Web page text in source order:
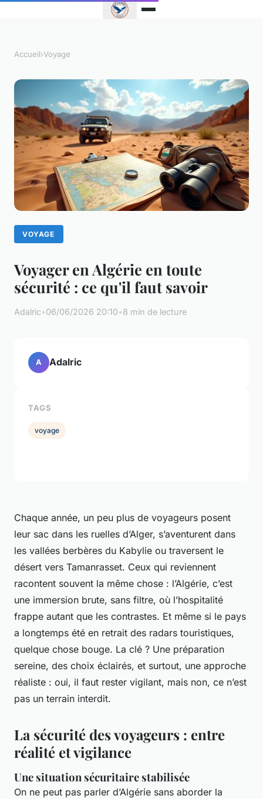
Accueil›Voyage
VOYAGE
Voyager en Algérie en toute
sécurité : ce qu'il faut savoir
Adalric•06/06/2026 20:10•8 min de lecture
Chaque année, un peu plus de voyageurs posent
leur sac dans les ruelles d’Alger, s’aventurent dans
les vallées berbères du Kabylie ou traversent le
désert vers Tamanrasset. Ceux qui reviennent
racontent souvent la même chose : l’Algérie, c’est
une immersion brute, sans filtre, où l’hospitalité
frappe autant que les contrastes. Et même si le pays
a longtemps été en retrait des radars touristiques,
quelque chose bouge. La clé ? Une préparation
sereine, des choix éclairés, et surtout, une approche
réaliste : oui, il faut rester vigilant, mais non, ce n’est
pas un terrain interdit.
La sécurité des voyageurs : entre
réalité et vigilance
Une situation sécuritaire stabilisée
On ne peut pas parler d’Algérie sans aborder la
A Adalric
TAGS
voyage